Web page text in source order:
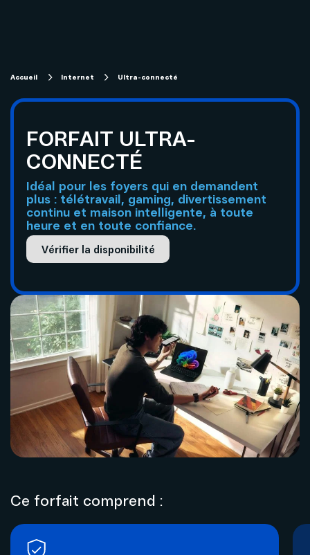
Télévision
Forfaits télévision SOFI
Mobilité
Téléphonie
Projets de fibre optique subventionnés
Migration technologique - Service télévisuel
Compte et facturation
Soutien technique
Internet
Téléphonie
Mobilité
Capsules vidéos
Affaires
Mon Sogetel
Nouvelles adresses
Projets cellulaires
Politique de bénévolat
Carrières
Accueil Internet Ultra-connecté
FORFAIT ULTRA-
CONNECTÉ
Idéal pour les foyers qui en demandent
plus : télétravail, gaming, divertissement
continu et maison intelligente, à toute
heure et en toute confiance.
Vérifier la disponibilité
Ce forfait comprend :